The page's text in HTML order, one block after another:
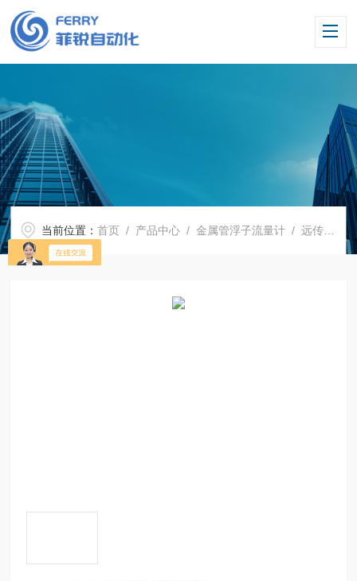
当前位置：首页 / 产品中心 /金属管浮子流量计 /远传型金属管浮子流量计